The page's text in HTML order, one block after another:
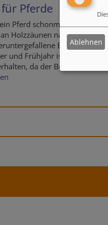
Pferde
Pferd schonmal dabei
Holzzäunen nagt, Bäume
Blätter frisst.
und Frühjahr ist das ein
da der Bedarf
Ablehnen